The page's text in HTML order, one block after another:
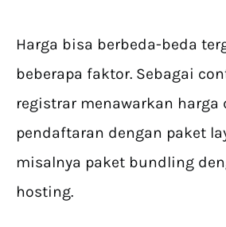
Harga bisa berbeda-beda
beberapa faktor. Sebagai
registrar menawarkan
pendaftaran dengan paket
misalnya paket bundling
hosting.